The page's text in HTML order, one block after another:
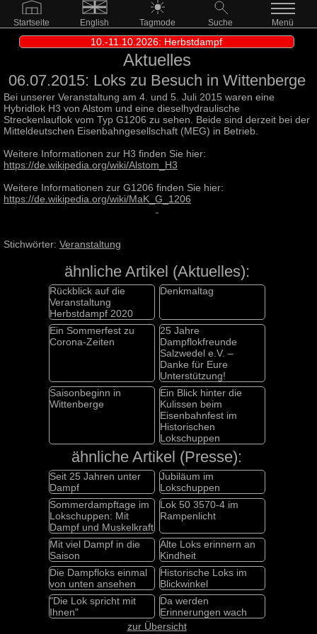
Startseite English Tagmode Suche Menü
10.-11.10.2026: Herbstdampf
Aktuelles
06.07.2015: Loks zu Besuch in Wittenberge
Bei unserer Veranstaltung am 4. und 5. Juli 2015 waren eine
Hybridlok H3 von Alstom und eine dieselhydraulische
Streckenlauflok vom Typ G1206 zu sehen. Beide sind derzeit bei der
Mitteldeutschen Eisenbahngesellschaft (MEG) in Betrieb.
Weitere Informationen zur H3 finden Sie hier:
https://de.wikipedia.org/wiki/Alstom_H3
Weitere Informationen zur G1206 finden Sie hier:
https://de.wikipedia.org/wiki/MaK_G_1206
Stichwörter: Veranstaltung
ähnliche Artikel (Aktuelles):
Rückblick auf die
Veranstaltung
Herbstdampf 2020
Denkmaltag
Ein Sommerfest zu
Corona-Zeiten
25 Jahre
Dampflokfreunde
Salzwedel e.V. –
Danke für Eure
Unterstützung!
Saisonbeginn in
Wittenberge
Ein Blick hinter die
Kulissen beim
Eisenbahnfest im
Historischen
Lokschuppen
ähnliche Artikel (Presse):
Seit 25 Jahren unter
Dampf
Jubiläum im
Lokschuppen
Sommerdampftage im
Lokschuppen: Mit
Dampf und Muskelkraft
Lok 50 3570-4 im
Rampenlicht
Mit viel Dampf in die
Saison
Alte Loks erinnern an
Kindheit
Die Dampfloks einmal
von unten ansehen
Historische Loks im
Blickwinkel
"Die Lok spricht mit
Ihnen"
Da werden
Erinnerungen wach
zur Übersicht